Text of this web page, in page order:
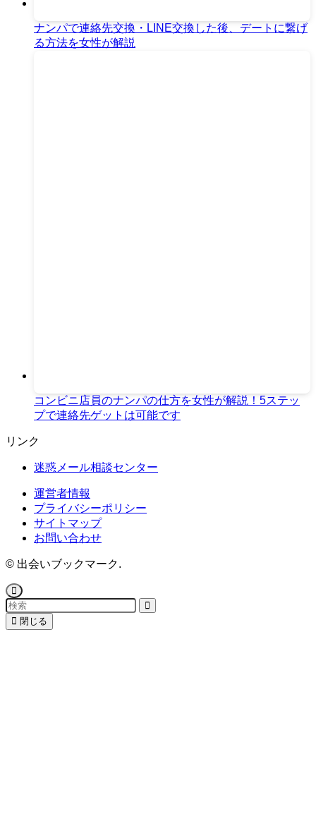
ナンパで連絡先交換・LINE交換した後、デートに繋げ
る方法を女性が解説
コンビニ店員のナンパの仕方を女性が解説！5ステッ
プで連絡先ゲットは可能です
リンク
迷惑メール相談センター
運営者情報
プライバシーポリシー
サイトマップ
お問い合わせ
© 出会いブックマーク.
閉じる